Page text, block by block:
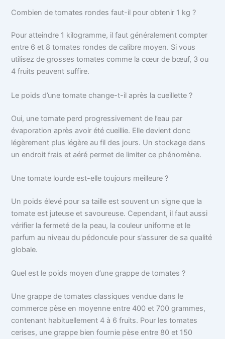
Combien de tomates rondes faut-il pour obtenir 1 kg ?
Pour atteindre 1 kilogramme, il faut généralement compter
entre 6 et 8 tomates rondes de calibre moyen. Si vous
utilisez de grosses tomates comme la cœur de bœuf, 3 ou
4 fruits peuvent suffire.
Le poids d’une tomate change-t-il après la cueillette ?
Oui, une tomate perd progressivement de l’eau par
évaporation après avoir été cueillie. Elle devient donc
légèrement plus légère au fil des jours. Un stockage dans
un endroit frais et aéré permet de limiter ce phénomène.
Une tomate lourde est-elle toujours meilleure ?
Un poids élevé pour sa taille est souvent un signe que la
tomate est juteuse et savoureuse. Cependant, il faut aussi
vérifier la fermeté de la peau, la couleur uniforme et le
parfum au niveau du pédoncule pour s’assurer de sa qualité
globale.
Quel est le poids moyen d’une grappe de tomates ?
Une grappe de tomates classiques vendue dans le
commerce pèse en moyenne entre 400 et 700 grammes,
contenant habituellement 4 à 6 fruits. Pour les tomates
cerises, une grappe bien fournie pèse entre 80 et 150